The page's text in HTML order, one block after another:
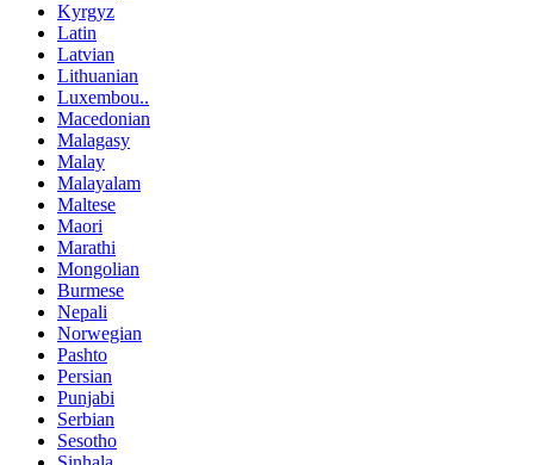
Kyrgyz
Latin
Latvian
Lithuanian
Luxembou..
Macedonian
Malagasy
Malay
Malayalam
Maltese
Maori
Marathi
Mongolian
Burmese
Nepali
Norwegian
Pashto
Persian
Punjabi
Serbian
Sesotho